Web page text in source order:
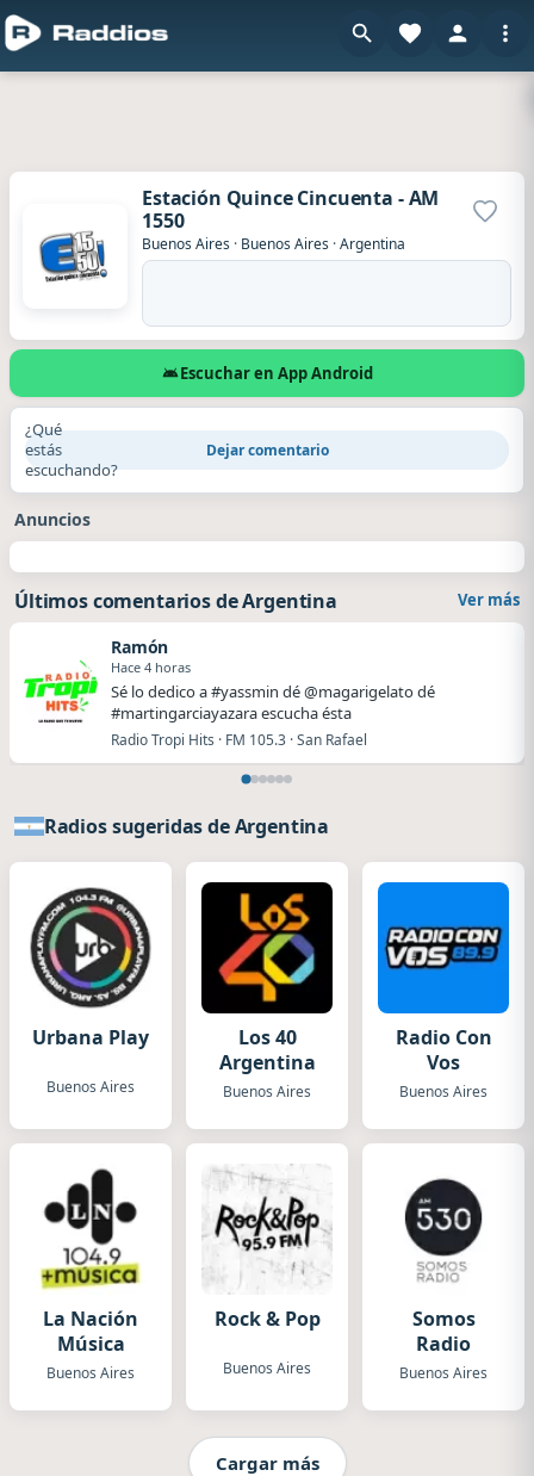
Estación Quince Cincuenta - AM
1550
Buenos Aires · Buenos Aires ·Argentina
Escuchar en App Android
¿Qué
estás
escuchando?
Dejar comentario
Anuncios
Últimos comentarios de Argentina Ver más
Ramón
Hace 4 horas
Sé lo dedico a #yassmin dé @magarigelato dé
#martingarciayazara escucha ésta
Radio Tropi Hits · FM 105.3 · San Rafael
Radios sugeridas de Argentina
Urbana Play
Buenos Aires
Los 40
Argentina
Buenos Aires
Radio Con
Vos
Buenos Aires
La Nación
Música
Buenos Aires
Rock & Pop
Buenos Aires
Somos
Radio
Buenos Aires
Cargar más